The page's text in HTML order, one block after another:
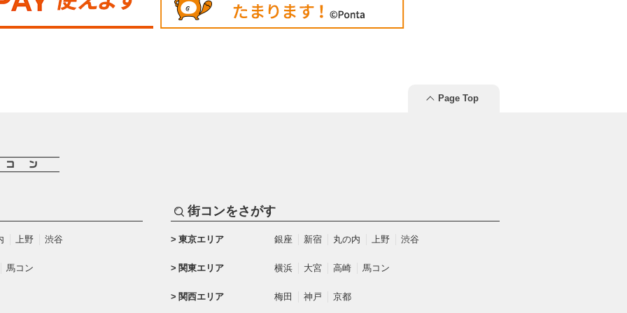
Page Top
上野 渋谷
馬コン
街コンをさがす
東京エリア 銀座 新宿 丸の内 上野 渋谷
関東エリア 横浜 大宮 高崎 馬コン
関西エリア 梅田 神戸 京都